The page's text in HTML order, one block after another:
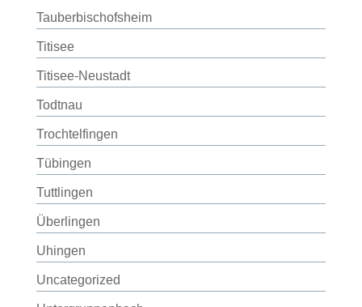
Tauberbischofsheim
Titisee
Titisee-Neustadt
Todtnau
Trochtelfingen
Tübingen
Tuttlingen
Überlingen
Uhingen
Uncategorized